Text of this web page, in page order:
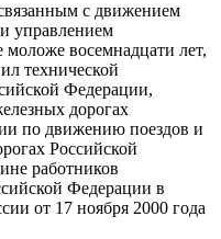
с движением
управлением
восемнадцати лет,
технической
Федерации,
дорогах
по движению поездов и
Российской
работников
Федерации в
от 17 ноября 2000 года